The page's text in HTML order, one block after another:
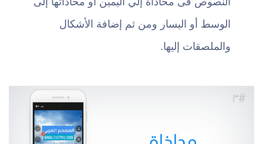
الوسط أو اليسار ومن ثم إضافة الأشكال
والملصقات إليها.